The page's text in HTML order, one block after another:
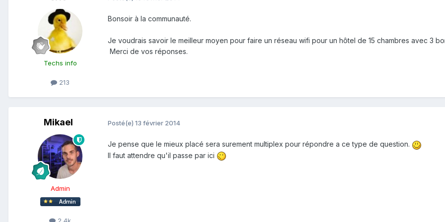
Techs info
213
Bonsoir à la communauté.
Je voudrais savoir le meilleur moyen pour faire un réseau wifi pour un hôtel de 15 chambres avec 3
Merci de vos réponses.
Mikael
Admin
Posté(e) 13 février 2014
Je pense que le mieux placé sera surement multiplex pour répondre a ce type de question.
Il faut attendre qu'il passe par ici